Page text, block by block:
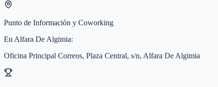
Punto de Información y Coworking
En Alfara De Algimia:
Oficina Principal Correos, Plaza Central, s/n, Alfara De Algimia